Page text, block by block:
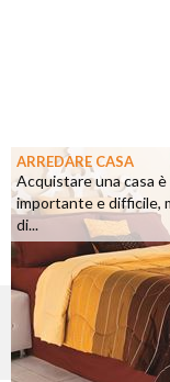
ARREDARE CASA
Acquistare una casa
importante e difficile,
di...
©2026 -